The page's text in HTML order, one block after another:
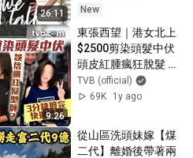
26:11
歌為圓夢 有錢也買不
到的快樂 | 陳曼娜專
訪
New
9:26
東張西望｜港女北上
$2500剪染頭髮中伏
頭皮紅腫瘋狂脫髮 驚
動深圳市監局
TVB (official)
69K
1y ago
從山區洗頭妹嫁【煤
二代】離婚後帶著兩